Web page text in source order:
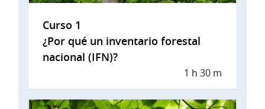
Curso 1
¿Por qué un inventario forestal
nacional (IFN)?
1 h 30 m